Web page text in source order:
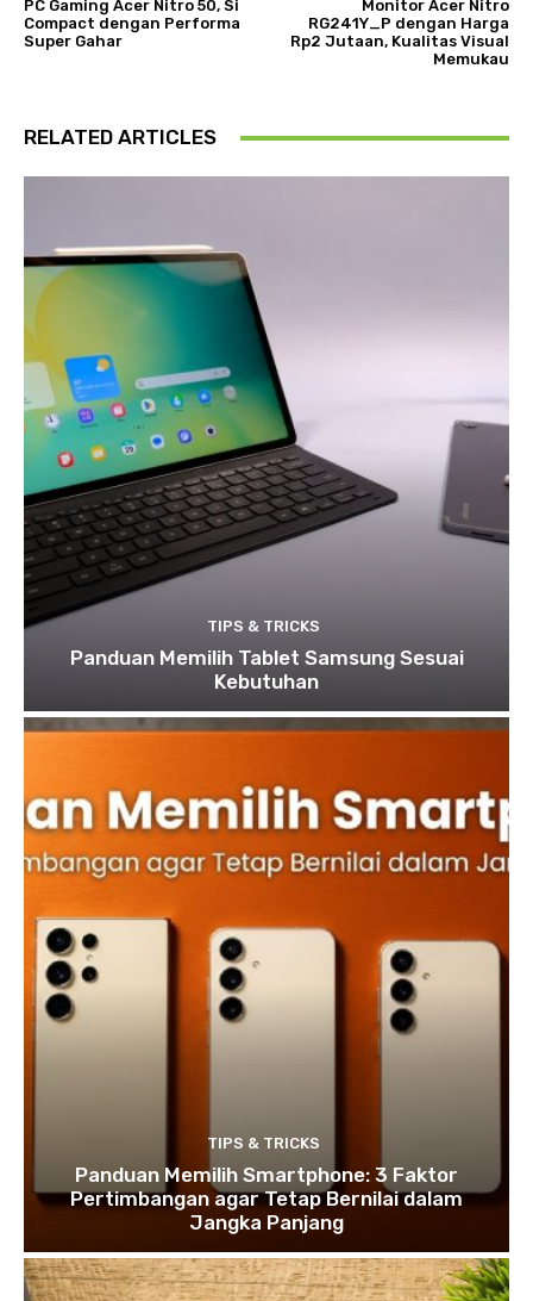
PC Gaming Acer Nitro 50, Si
Compact dengan Performa
Super Gahar
Monitor Acer Nitro
RG241Y_P dengan Harga
Rp2 Jutaan, Kualitas Visual
Memukau
RELATED ARTICLES
TIPS & TRICKS
Panduan Memilih Tablet Samsung Sesuai
Kebutuhan
TIPS & TRICKS
Panduan Memilih Smartphone: 3 Faktor
Pertimbangan agar Tetap Bernilai dalam
Jangka Panjang